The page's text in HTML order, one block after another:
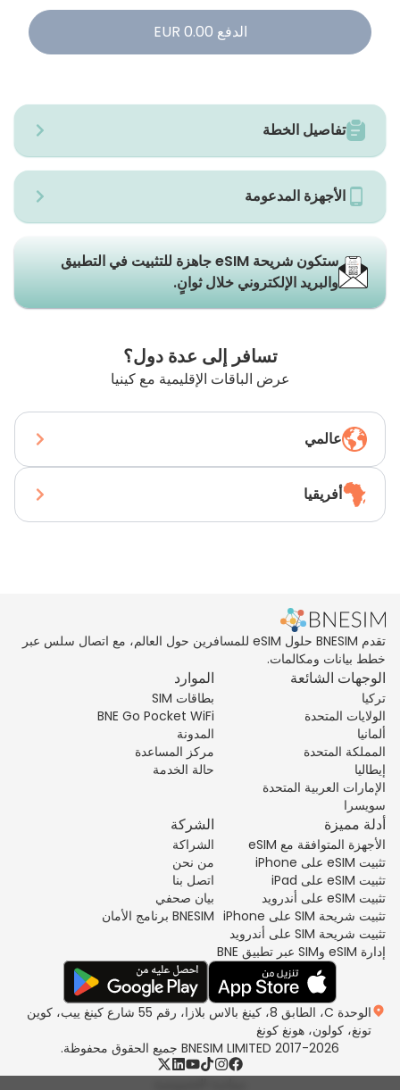
الدفع 0.00
EUR
تفاصيل الخطة
الأجهزة المدعومة
ستكون شريحة eSIM جاهزة للتثبيت في التطبيق
والبريد الإلكتروني خلال ثوانٍ.
تسافر إلى عدة دول؟
عرض الباقات الإقليمية مع كينيا
عالمي
أفريقيا
تقدم BNESIM حلول eSIM للمسافرين حول العالم، مع اتصال سلس عبر
خطط بيانات ومكالمات.
الوجهات الشائعة
تركيا
الولايات المتحدة
ألمانيا
المملكة المتحدة
إيطاليا
الإمارات العربية المتحدة
سويسرا
الموارد
بطاقات SIM
BNE Go Pocket WiFi
المدونة
مركز المساعدة
حالة الخدمة
أدلة مميزة
الأجهزة المتوافقة مع eSIM
تثبيت eSIM على iPhone
تثبيت eSIM على iPad
تثبيت eSIM على أندرويد
تثبيت شريحة SIM على iPhone
تثبيت شريحة SIM على أندرويد
إدارة eSIM وSIM عبر تطبيق BNE
الشركة
الشراكة
من نحن
اتصل بنا
بيان صحفي
BNESIM برنامج الأمان
الوحدة C، الطابق 8، كينغ بالاس بلازا، رقم 55 شارع كينغ ييب، كوين
تونغ، كولون، هونغ كونغ
2017-2026 BNESIM LIMITED جميع الحقوق محفوظة.